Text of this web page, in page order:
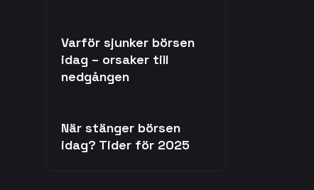
Varför sjunker börsen
idag – orsaker till
nedgången
När stänger börsen
idag? Tider för 2025